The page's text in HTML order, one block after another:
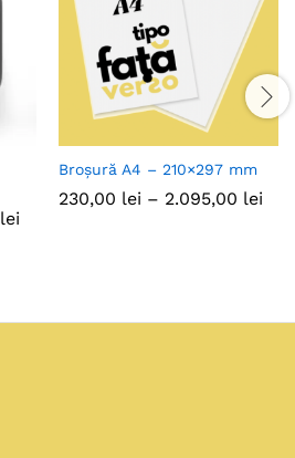
lei
9.838,00 lei
Broșură A4 – 210×297 mm
230,00 lei – 2.095,00 lei